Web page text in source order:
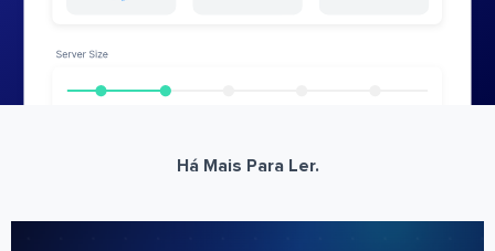
Há Mais Para Ler.